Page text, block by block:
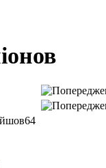
64